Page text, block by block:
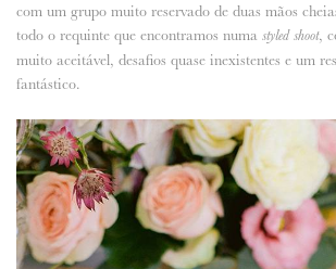
com um grupo muito reservado de duas mãos
todo o requinte que encontramos numa styled shoot,
muito aceitável, desafios quase inexistentes e um
fantástico.